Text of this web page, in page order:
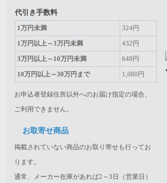
代引き手数料
1万円未満 324円
1万円以上～3万円未満 432円
3万円以上～10万円未満 648円
10万円以上～30万円まで 1,080円
お申込者登録住所以外へのお届け指定の場合、
ご利用できません。
お取寄せ商品
掲載されていない商品のお取り寄せも行ってお
ります。
通常、メーカー在庫があれば2～3日（営業日）